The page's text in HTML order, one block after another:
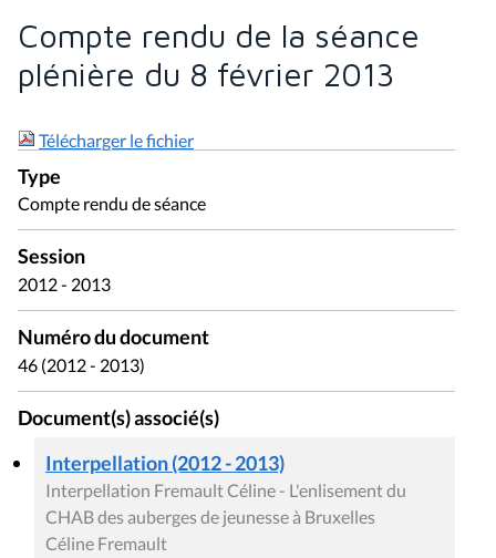
Compte rendu de la séance
plénière du 8 février 2013
Télécharger le fichier
Type
Compte rendu de séance
Session
2012 - 2013
Numéro du document
46 (2012 - 2013)
Document(s) associé(s)
Interpellation (2012 - 2013)
Interpellation Fremault Céline - L'enlisement du
CHAB des auberges de jeunesse à Bruxelles
Céline Fremault